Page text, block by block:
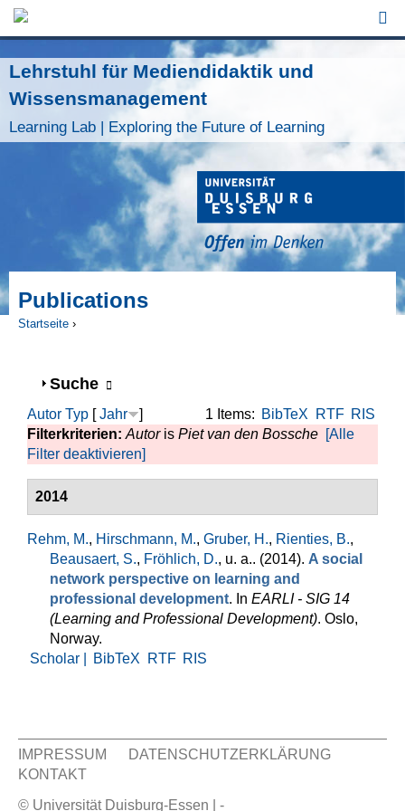
Jump to Navigation
Lehrstuhl für Mediendidaktik und
Wissensmanagement
Learning Lab | Exploring the Future of Learning
Publications
Startseite ›
Anzeigen
Suche
1 Items: BibTeX RTF RIS
Autor Typ [Jahr
]
Filterkriterien: Autoris Piet van den Bossche [Alle
Filter deaktivieren]
2014
Rehm, M., Hirschmann, M., Gruber, H., Rienties, B.,
Beausaert, S., Fröhlich, D., u. a.. (2014). A social
network perspective on learning and
professional development. In EARLI - SIG 14
(Learning and Professional Development). Oslo,
Norway.
Scholar |
BibTeX RTF RIS
Sekundär Menü
IMPRESSUM
DATENSCHUTZERKLÄRUNG
KONTAKT
© Universität Duisburg-Essen | -